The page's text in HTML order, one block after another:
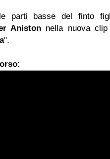
parti basse del finto
Aniston nella nuova
".